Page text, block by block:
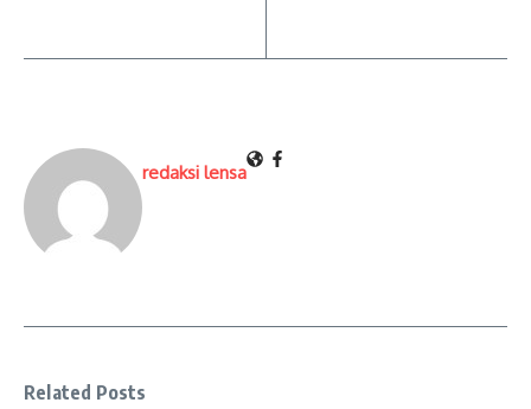
redaksi lensa
Related Posts